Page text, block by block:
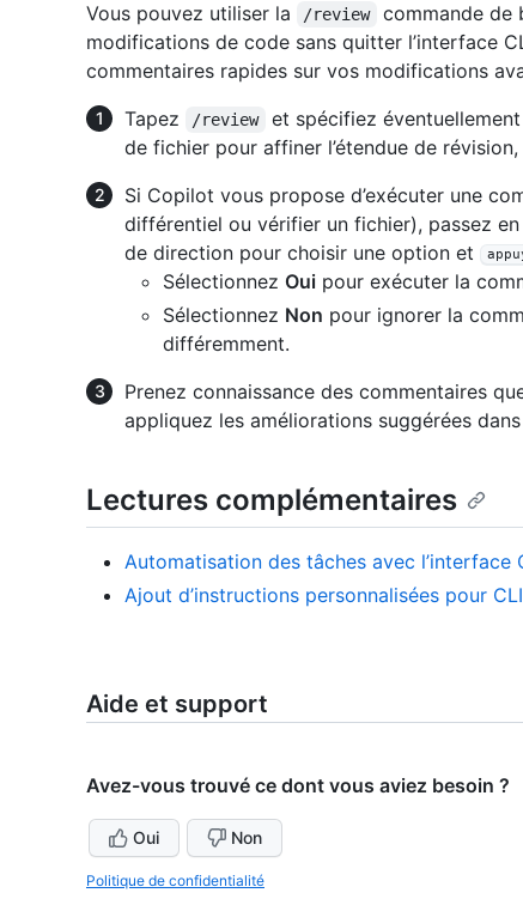
Vous pouvez utiliser la /review
commande de
modifications de code sans quitter l’interface
commentaires rapides sur vos modifications
Tapez
/review
et spécifiez
de fichier pour affiner l’étendue de
Si Copilot vous propose d’exécuter une
différentiel ou vérifier un fichier), passez
de direction pour choisir une option et
Sélectionnez Oui pour exécuter la
Sélectionnez Non pour ignorer la
différemment.
Prenez connaissance des commentaires
appliquez les améliorations suggérées
Lectures complémentaires
Automatisation des tâches avec
Ajout d’instructions personnalisées pour
Aide et support
Avez-vous trouvé ce dont vous aviez besoin ?
Oui Non
Politique de confidentialité